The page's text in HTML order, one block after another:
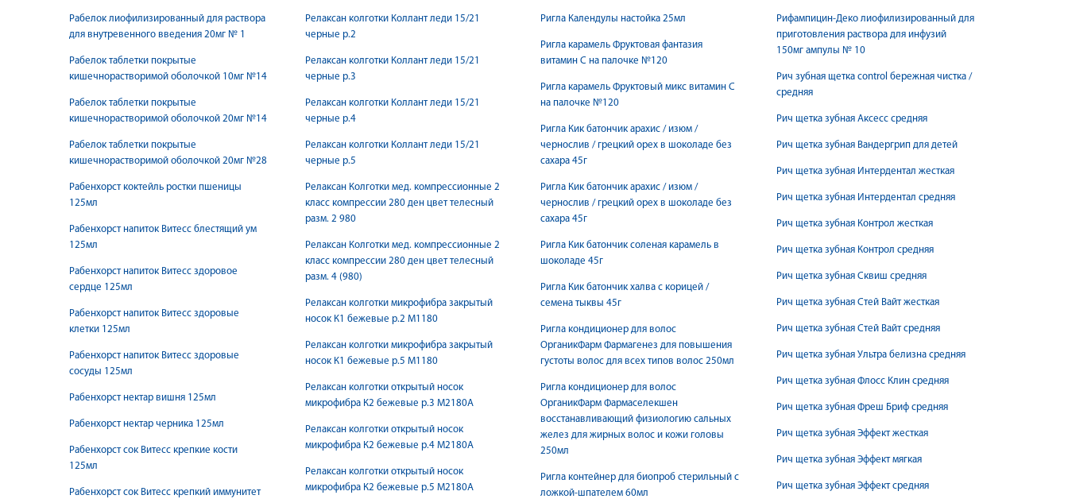
Рабелок лиофилизированный для раствора
для внутревенного введения 20мг № 1
Рабелок таблетки покрытые
кишечнорастворимой оболочкой 10мг №14
Рабелок таблетки покрытые
кишечнорастворимой оболочкой 20мг №14
Рабелок таблетки покрытые
кишечнорастворимой оболочкой 20мг №28
Рабенхорст коктейль ростки пшеницы
125мл
Рабенхорст напиток Витесс блестящий ум
125мл
Рабенхорст напиток Витесс здоровое
сердце 125мл
Рабенхорст напиток Витесс здоровые
клетки 125мл
Рабенхорст напиток Витесс здоровые
сосуды 125мл
Рабенхорст нектар вишня 125мл
Рабенхорст нектар черника 125мл
Рабенхорст сок Витесс крепкие кости
125мл
Рабенхорст сок Витесс крепкий иммунитет
Релаксан колготки Коллант леди 15/21
черные р.2
Релаксан колготки Коллант леди 15/21
черные р.3
Релаксан колготки Коллант леди 15/21
черные р.4
Релаксан колготки Коллант леди 15/21
черные р.5
Релаксан Колготки мед. компрессионные 2
класс компрессии 280 ден цвет телесный
разм. 2 980
Релаксан Колготки мед. компрессионные 2
класс компрессии 280 ден цвет телесный
разм. 4 (980)
Релаксан колготки микрофибра закрытый
носок К1 бежевые р.2 M1180
Релаксан колготки микрофибра закрытый
носок К1 бежевые р.5 M1180
Релаксан колготки открытый носок
микрофибра К2 бежевые р.3 M2180A
Релаксан колготки открытый носок
микрофибра К2 бежевые р.4 M2180A
Релаксан колготки открытый носок
микрофибра К2 бежевые р.5 M2180A
Ригла Календулы настойка 25мл
Ригла карамель Фруктовая фантазия
витамин С на палочке №120
Ригла карамель Фруктовый микс витамин С
на палочке №120
Ригла Кик батончик арахис / изюм /
чернослив / грецкий орех в шоколаде без
сахара 45г
Ригла Кик батончик арахис / изюм /
чернослив / грецкий орех в шоколаде без
сахара 45г
Ригла Кик батончик соленая карамель в
шоколаде 45г
Ригла Кик батончик халва с корицей /
семена тыквы 45г
Ригла кондиционер для волос
ОрганикФарм Фармагенез для повышения
густоты волос для всех типов волос 250мл
Ригла кондиционер для волос
ОрганикФарм Фармаселекшен
восстанавливающий физиологию сальных
желез для жирных волос и кожи головы
250мл
Ригла контейнер для биопроб стерильный с
ложкой-шпателем 60мл
Рифампицин-Деко лиофилизированный для
приготовления раствора для инфузий
150мг ампулы № 10
Рич зубная щетка control бережная чистка /
средняя
Рич щетка зубная Аксесс средняя
Рич щетка зубная Вандергрип для детей
Рич щетка зубная Интердентал жесткая
Рич щетка зубная Интердентал средняя
Рич щетка зубная Контрол жесткая
Рич щетка зубная Контрол средняя
Рич щетка зубная Сквиш средняя
Рич щетка зубная Стей Вайт жесткая
Рич щетка зубная Стей Вайт средняя
Рич щетка зубная Ультра белизна средняя
Рич щетка зубная Флосс Клин средняя
Рич щетка зубная Фреш Бриф средняя
Рич щетка зубная Эффект жесткая
Рич щетка зубная Эффект мягкая
Рич щетка зубная Эффект средняя